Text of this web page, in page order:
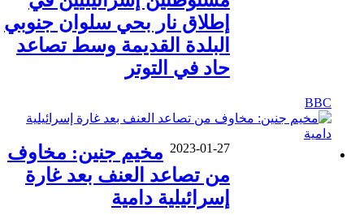
إطلاق نار بحي سلوان جنوبي
البلدة القديمة وسط تصاعد
حاد في التوتر
BBC
2023-01-27 مخيم جنين: مخاوف
من تصاعد العنف بعد غارة
إسرائيلية دامية